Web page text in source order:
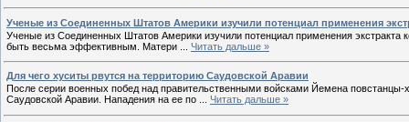
Ученые из Соединенных Штатов Америки изучили потенциал применения
Ученые из Соединенных Штатов Америки изучили потенциал применения экстракта
быть весьма эффективным. Матери
Читать дальше »
Для чего хуситы рвутся на территорию Саудовской Аравии
После серии военных побед над правительственными войсками Йемена
Саудовской Аравии. Нападения на ее по
Читать дальше »